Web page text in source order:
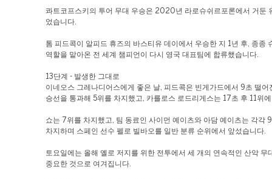
콰트코프스키의 투어 무대 우승은 2020년 라로슈쉬르포론에서 거둔
었습니다.
톰 피드콕이 알피드 휴즈의 바스티유 데이에서 우승한 지 1년 후, 종종
역할을 맡아온 전 세계 챔피언이 다시 영국 대표팀에 합류했습니다.
13단계 - 발생한 그대로
이네오스 그레나디어스에게 좋은 날, 피드콕은 빈게가드에서 9초 떨어
승선을 통과해 5위를 차지했고, 카를로스 로드리게스는 17초 후 11위
쇼는 7위를 차지했고, 팀 동료인 사이먼 예이츠와 아담 예이츠는 각각
차지하며 스페인 선수 펠로 빌바오를 일반 분류 순위에서 앞섰습니다.
토요일에는 올해 옐로 저지를 위한 전투에서 세 개의 연속적인 산악 무
중요한 것으로 여겨집니다.